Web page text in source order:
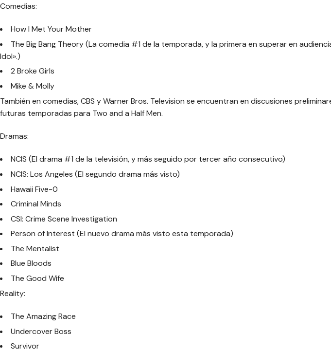
Comedias:
How I Met Your Mother
The Big Bang Theory (La comedia #1 de la temporada, y la primera en superar en
Idol».)
2 Broke Girls
Mike & Molly
También en comedias, CBS y Warner Bros. Television se encuentran en discusiones
futuras temporadas para Two and a Half Men.
Dramas:
NCIS (El drama #1 de la televisión, y más seguido por tercer año consecutivo)
NCIS: Los Angeles (El segundo drama más visto)
Hawaii Five-0
Criminal Minds
CSI: Crime Scene Investigation
Person of Interest (El nuevo drama más visto esta temporada)
The Mentalist
Blue Bloods
The Good Wife
Reality:
The Amazing Race
Undercover Boss
Survivor